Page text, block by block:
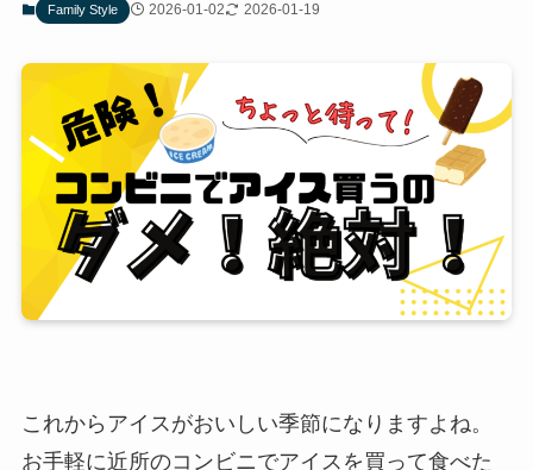
Family Style 2026-01-02 2026-01-19
これからアイスがおいしい季節になりますよね。
お手軽に近所のコンビニでアイスを買って食べた